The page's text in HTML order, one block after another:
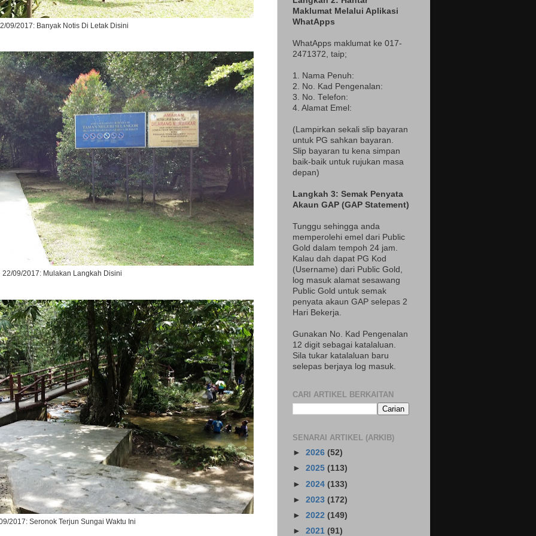
09/2017: Banyak Notis Di Letak Disini
22/09/2017: Mulakan Langkah Disini
2017: Seronok Terjun Sungai Waktu Ini
Maklumat Melalui Aplikasi
WhatApps
WhatApps maklumat ke 017-
2471372 , taip;
1. Nama Penuh:
2. No. Kad Pengenalan:
3. No. Telefon:
4. Alamat Emel:
(Lampirkan sekali slip bayaran
untuk PG sahkan bayaran.
Slip bayaran tu kena simpan
baik-baik untuk rujukan masa
depan)
Langkah 3: Semak Penyata
Akaun GAP (GAP Statement)
Tunggu sehingga anda
memperolehi emel dari Public
Gold dalam tempoh 24 jam.
Kalau dah dapat PG Kod
(Username) dari Public Gold,
log masuk alamat sesawang
Public Gold untuk semak
penyata akaun GAP selepas 2
Hari Bekerja.
Gunakan No. Kad Pengenalan
12 digit sebagai katalaluan.
Sila tukar katalaluan baru
selepas berjaya log masuk.
CARI ARTIKEL BERKAITAN
SENARAI ARTIKEL (ARKIB)
► 2026 (52)
► 2025 (113)
► 2024 (133)
► 2023 (172)
► 2022 (149)
► 2021 (91)